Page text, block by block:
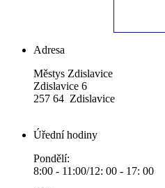
Adresa
Městys Zdislavice
Zdislavice 6
257 64 Zdislavice
Úřední hodiny
Pondělí:
8:00 - 11:00/12: 00 - 17: 00